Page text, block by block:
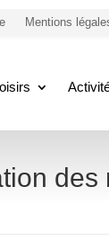
Mentions
des